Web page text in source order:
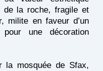
de la roche, fragile et
milite en faveur d’un
une décoration
la mosquée de Sfax,